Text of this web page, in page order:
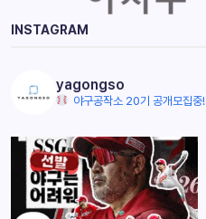
INSTAGRAM
yagongso
야구공작소 20기 공개모집중!